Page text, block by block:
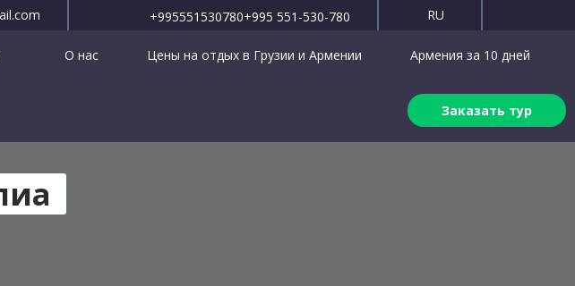
+995551530780+995 551-530-780 RU
О нас Цены на отдых в Грузии и Армении Армения за 10 дней
Заказать тур